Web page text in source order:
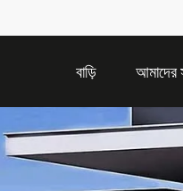
বাড়ি আমাদের